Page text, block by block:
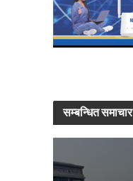
सम्बन्धित समाचार